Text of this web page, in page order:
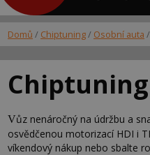
Domů / Chiptuning/ Osobní auta /
Chiptuning
Vůz nenáročný na údržbu a
osvědčenou motorizací HDI i
víkendový nákup nebo sbalte